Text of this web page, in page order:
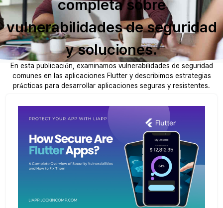
completa sobre
vulnerabilidades de seguridad
y soluciones.
En esta publicación, examinamos vulnerabilidades de seguridad
comunes en las aplicaciones Flutter y describimos estrategias
prácticas para desarrollar aplicaciones seguras y resistentes.